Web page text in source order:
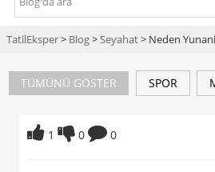
TatilEksper> Blog>Seyahat> Neden
TÜMÜNÜ GÖSTER SPOR
1 0 0